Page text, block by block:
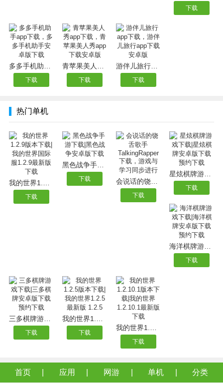
下载
多多手机助手app下载，多多手机助手安卓版下载
下载
青苹果美人秀app下载，青苹果美人秀app下载安卓版
下载
游伴儿旅行app下载，游伴儿旅行app下载安卓版
下载
热门单机
我的世界1.2.9版本下载|我的世界国际服1.2.9最新版下载
下载
黑色战争手游下载|黑色战争安卓版下载
下载 会说话的饶舌歌手TalkingRapper下载，游戏与学习同步进行
下载
星炫棋牌游戏下载|星炫棋牌安卓版下载预约下载
下载
下载
三多棋牌游戏下载|三多棋牌安卓版下载预约下载
下载 下载
下载
首页 应用 网游 单机 分类